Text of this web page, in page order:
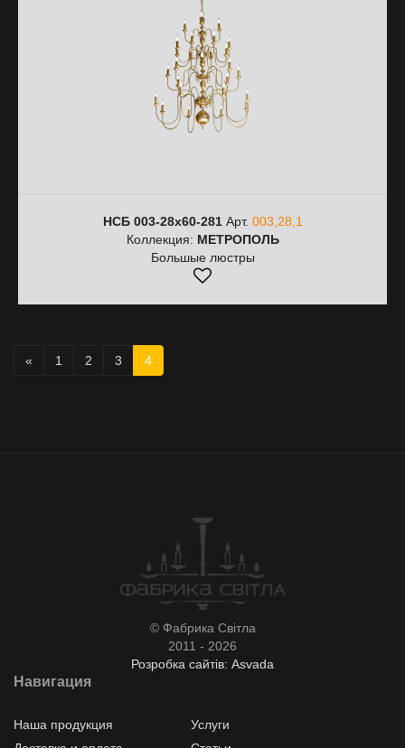
НСБ 003-28х60-281Арт. 003,28,1
Коллекция: МЕТРОПОЛЬ
Большые люстры
« 1 2 3 4
© Фабрика Світла
2011 - 2026
Розробка сайтів: Asvada
Навигация
Наша продукция
Услуги